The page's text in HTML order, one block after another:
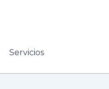
Servicios